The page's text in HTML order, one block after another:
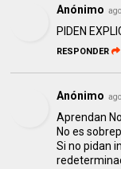
Anónimo
PIDEN
RESPONDER
Anónimo
Aprendan
No es
Si no pidan